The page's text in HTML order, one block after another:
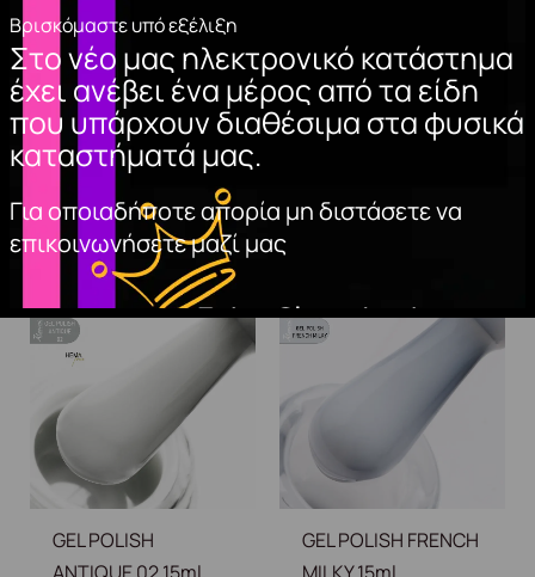
Βρισκόμαστε υπό εξέλιξη
Στο νέο μας ηλεκτρονικό κατάστημα
έχει ανέβει ένα μέρος από τα είδη
που υπάρχουν διαθέσιμα στα φυσικά
καταστήματά μας.
Για οποιαδήποτε απορία μη διστάσετε να
επικοινωνήσετε μαζί μας
αρεσκείας
σου.4.
Πολυμερίζεται 60’’ σε λάμπα Led.*mini tip*Γίνεται να
εφαρμοστεί με την τεχνική της σταγόνας για ένα
πετυχημένο blick
Σχετικά προϊόντα
GEL POLISH
GEL POLISH FRENCH